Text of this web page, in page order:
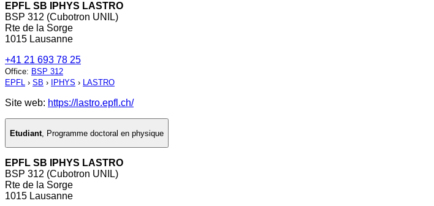
EPFL SB IPHYS LASTRO
BSP 312 (Cubotron UNIL)
Rte de la Sorge
1015 Lausanne
+41 21 693 78 25
Office: BSP 312
EPFL › SB › IPHYS › LASTRO
Site web: https://lastro.epfl.ch/
Etudiant Programme doctoral en physique
EPFL SB IPHYS LASTRO
BSP 312 (Cubotron UNIL)
Rte de la Sorge
1015 Lausanne